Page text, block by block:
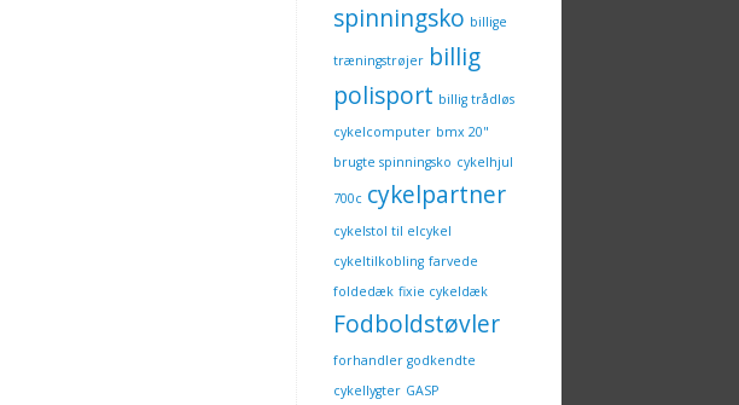
spinningsko billige
træningstrøjer billig
polisport billig trådløs
cykelcomputer bmx 20"
brugte spinningsko cykelhjul
700c cykelpartner
cykelstol til elcykel
cykeltilkobling farvede
foldedæk fixie cykeldæk
Fodboldstøvler
forhandler godkendte
cykellygter GASP